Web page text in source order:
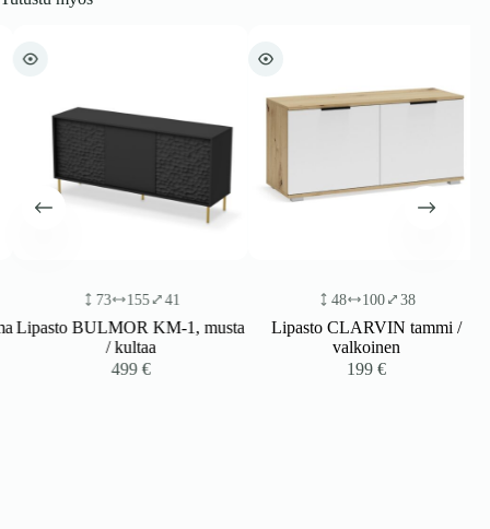
73 155 41
Lipasto BULMOR KM-1, musta
/ kultaa
499€
48 100 38
Lipasto CLARVIN tammi /
valkoinen
199€